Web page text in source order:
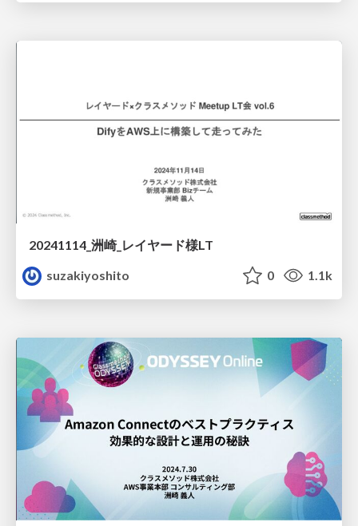
20241114_洲崎_レイヤード様LT
suzakiyoshito
0 1.1k